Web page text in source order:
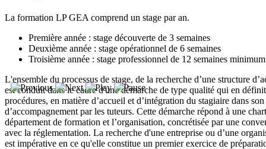
La formation LP GEA comprend un stage par an.
Première année : stage découverte de 3 semaines
Deuxième année : stage opérationnel de 6 semaines
Troisième année : stage professionnel de 12 semaines
L'ensemble du processus de stage, de la recherche d’une structure
est conduit dans le cadre d'une démarche de type qualité qui en
procédures, en matière d’accueil et d’intégration du stagiaire dans
d’accompagnement par les tuteurs. Cette démarche répond à une
département de formation et l’organisation, concrétisée par une
avec la réglementation. La recherche d'une entreprise ou d’une
est impérative en ce qu'elle constitue un premier exercice de